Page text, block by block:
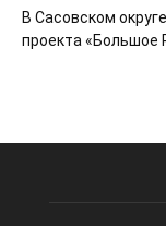
В Сасовском
проекта «Большое